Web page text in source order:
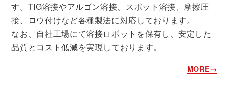
す。TIG溶接やアルゴン溶接、スポット溶接、摩擦圧
接、ロウ付けなど各種製法に対応しております。
なお、自社工場にて溶接ロボットを保有し、安定した
品質とコスト低減を実現しております。